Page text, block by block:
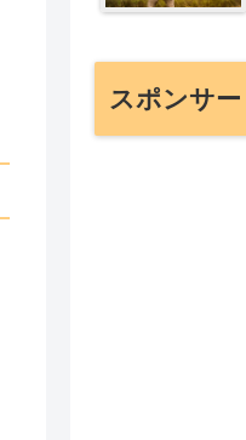
スポンサ